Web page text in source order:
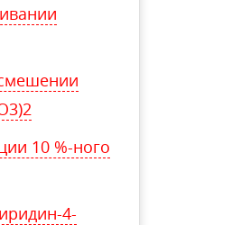
10 %-ного
4-